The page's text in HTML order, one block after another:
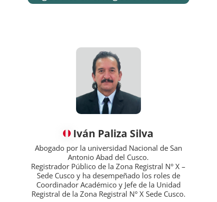
‍Iván Paliza Silva
Abogado por la universidad Nacional de San
Antonio Abad del Cusco.
Registrador Público de la Zona Registral N° X –
Sede Cusco y ha desempeñado los roles de
Coordinador Académico y Jefe de la Unidad
Registral de la Zona Registral N° X Sede Cusco.